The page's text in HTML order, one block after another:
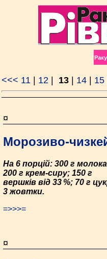
<<< 11 12 13 14 15
¤
Морозиво-
На 6 порцій: 300 г
200 г крем-сиру; 150 г
вершків від 33 %; 70 г
3 жовтки.
=>>>=
¤